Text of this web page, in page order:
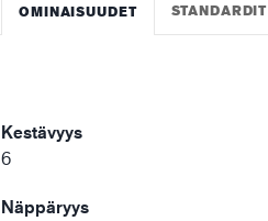
OMINAISUUDET STANDARDIT
Kestävyys
6
Näppäryys